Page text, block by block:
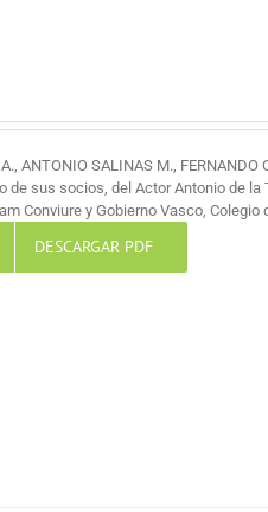
ANTONIO SALINAS M., FERNANDO
sus socios, del Actor Antonio de la
Conviure y Gobierno Vasco,
DESCARGAR PDF